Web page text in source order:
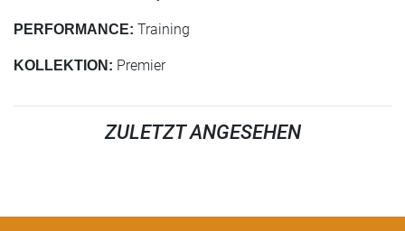
PERFORMANCE: Training
KOLLEKTION: Premier
ZULETZT ANGESEHEN